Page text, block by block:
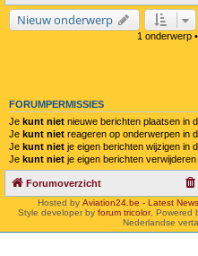
Nieuw onderwerp
1 onderwerp
FORUMPERMISSIES
Je kunt niet nieuwe berichten plaatsen in
Je kunt niet reageren op onderwerpen in
Je kunt niet je eigen berichten wijzigen in
Je kunt niet je eigen berichten
Forumoverzicht
Hosted by Aviation24.be - Latest
Style developer by forum tricolor, Powered
Nederlandse